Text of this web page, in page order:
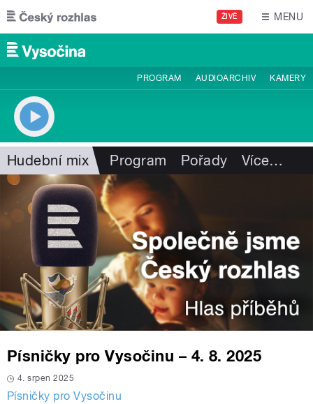
Přejít k hlavnímu obsahu
ŽIVĚ MENU
PROGRAM AUDIOARCHIV KAMERY
Hudební mix Program Pořady Více…
Písničky pro Vysočinu – 4. 8. 2025
4. srpen 2025
Písničky pro Vysočinu